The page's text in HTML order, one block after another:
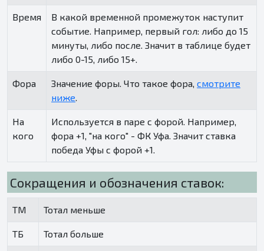
Время
В какой временной промежуток наступит
событие. Например, первый гол: либо до 15
минуты, либо после. Значит в таблице будет
либо 0-15, либо 15+.
Фора Значение форы. Что такое фора, смотрите
ниже
На
кого
Используется в паре с форой. Например,
фора +1, "на кого" - ФК Уфа. Значит ставка
победа Уфы с форой +1.
Сокращения и обозначения ставок:
ТМ Тотал меньше
ТБ Тотал больше